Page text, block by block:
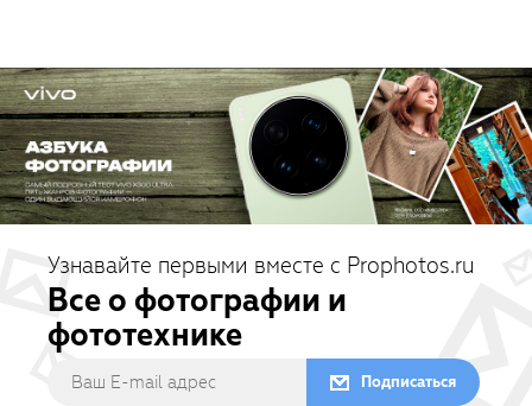
Узнавайте первыми вместе с Prophotos.ru
Все о фотографии и
фототехнике
Подписаться